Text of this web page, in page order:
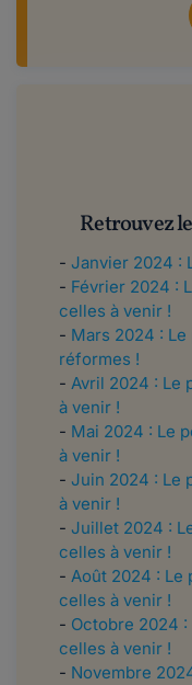
Retrouvez
- Janvier 2024 :
- Février 2024 :
celles à venir !
- Mars 2024 :
réformes !
- Avril 2024 : Le
à venir !
- Mai 2024 : Le
à venir !
- Juin 2024 : Le
à venir !
- Juillet 2024 :
celles à venir !
- Août 2024 : Le
celles à venir !
- Octobre 2024
celles à venir !
- Novembre